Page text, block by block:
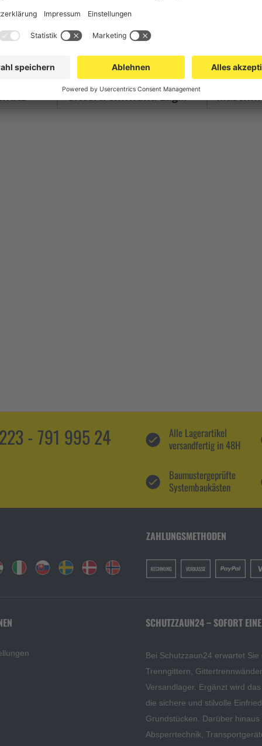
Gittertrennwand Lager & Logistik
- 791 995 24
Alle Lagerartikel
versandfertig in 48H
Baumustergeprüfte
Systembaukästen
ZAHLUNGSMETHODEN
SCHUTZZAUN24 – SOFORT
Bei Schutzzaun24 erwartet
Trenngittern,
Versandlager. Ergänzt wird
die sichere und stilvolle
Grundstücken. Darüber
Absperrtechnik,